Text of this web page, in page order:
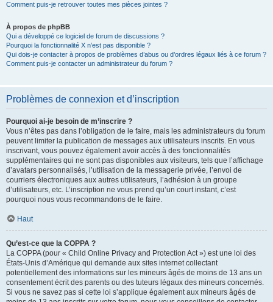
Comment puis-je retrouver toutes mes pièces jointes ?
À propos de phpBB
Qui a développé ce logiciel de forum de discussions ?
Pourquoi la fonctionnalité X n’est pas disponible ?
Qui dois-je contacter à propos de problèmes d’abus ou d’ordres légaux liés à ce forum ?
Comment puis-je contacter un administrateur du forum ?
Problèmes de connexion et d’inscription
Pourquoi ai-je besoin de m’inscrire ?
Vous n’êtes pas dans l’obligation de le faire, mais les administrateurs du forum
peuvent limiter la publication de messages aux utilisateurs inscrits. En vous
inscrivant, vous pouvez également avoir accès à des fonctionnalités
supplémentaires qui ne sont pas disponibles aux visiteurs, tels que l’affichage
d’avatars personnalisés, l’utilisation de la messagerie privée, l’envoi de
courriers électroniques aux autres utilisateurs, l’adhésion à un groupe
d’utilisateurs, etc. L’inscription ne vous prend qu’un court instant, c’est
pourquoi nous vous recommandons de le faire.
Haut
Qu’est-ce que la COPPA ?
La COPPA (pour « Child Online Privacy and Protection Act ») est une loi des
États-Unis d’Amérique qui demande aux sites internet collectant
potentiellement des informations sur les mineurs âgés de moins de 13 ans un
consentement écrit des parents ou des tuteurs légaux des mineurs concernés.
Si vous ne savez pas si cette loi s’applique également aux mineurs âgés de